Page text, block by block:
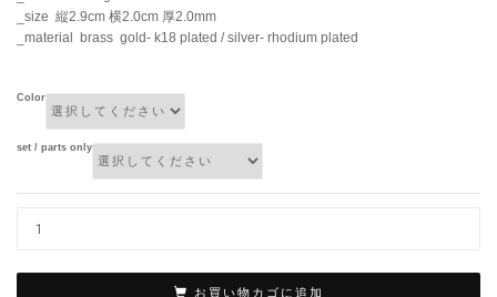
_size 縦2.9cm 横2.0cm 厚2.0mm
_material brass gold- k18 plated / silver- rhodium plated
Color
set / parts only
お買い物カゴに追加